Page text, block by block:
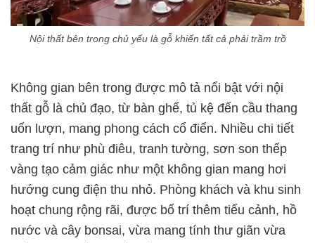
Nội thất bên trong chủ yếu là gỗ khiến tất cả phải trầm trồ
Không gian bên trong được mô tả nổi bật với nội
thất gỗ là chủ đạo, từ bàn ghế, tủ kệ đến cầu thang
uốn lượn, mang phong cách cổ điển. Nhiều chi tiết
trang trí như phù điêu, tranh tường, sơn son thếp
vàng tạo cảm giác như một không gian mang hơi
hướng cung điện thu nhỏ. Phòng khách và khu sinh
hoạt chung rộng rãi, được bố trí thêm tiểu cảnh, hồ
nước và cây bonsai, vừa mang tính thư giãn vừa